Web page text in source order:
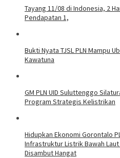
Tayang 11/08 di Indonesia, 2
Pendapatan 1,
Bukti Nyata TJSL PLN Mampu
Kawatuna
GM PLN UID Suluttenggo
Program Strategis Kelistrikan
Hidupkan Ekonomi Gorontalo
Infrastruktur Listrik Bawah Laut
Disambut Hangat